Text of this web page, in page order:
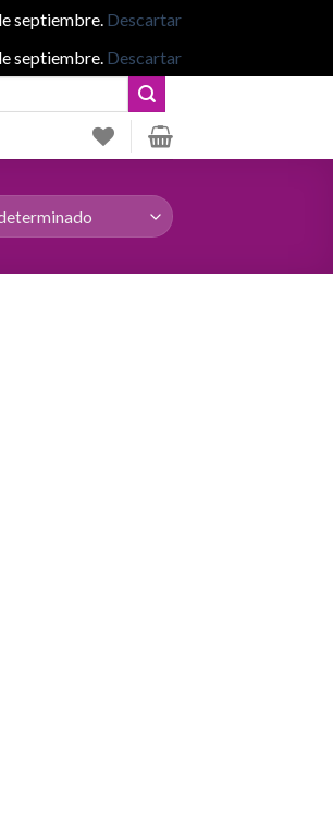
septiembre. Descartar
septiembre. Descartar